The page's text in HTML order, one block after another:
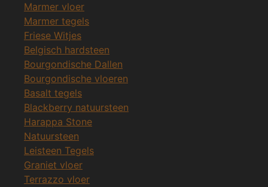
Marmer vloer
Marmer tegels
Friese Witjes
Belgisch hardsteen
Bourgondische Dallen
Bourgondische vloeren
Basalt tegels
Blackberry natuursteen
Harappa Stone
Natuursteen
Leisteen Tegels
Graniet vloer
Terrazzo vloer